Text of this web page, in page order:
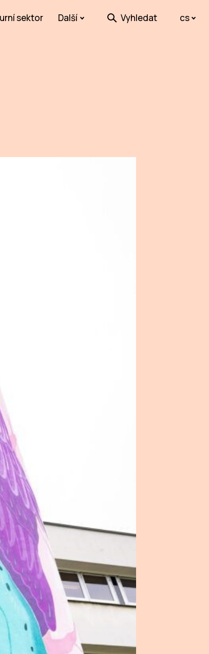
sektor Další Vyhledat cs